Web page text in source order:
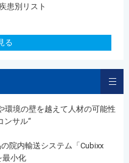
患別リスト
る
境の壁を越えて人材の可能性
ンサル“
院内輸送システム「Cubixx
小化